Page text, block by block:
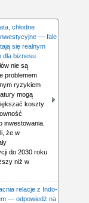
chłodne
— fale
się realnym
dla biznesu
nie są
problemem
ryzykiem
mogą
koszty
inwestowania.
że w
do 2030 roku
niż w
relacje z Indo-
— odpowiedź na